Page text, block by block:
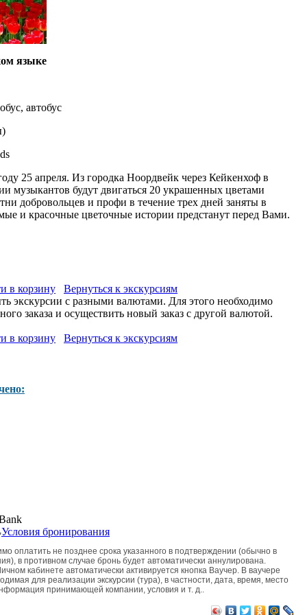
языке
автобус
)
25 апреля. Из городка Ноордвейк через Кейкенхоф в
музыкантов будут двигаться 20 украшенных цветами
добровольцев и профи в течение трех дней заняты в
и красочные цветочные истории предстанут перед Вами.
в корзину
Вернуться к экскурсиям
экскурсии с разными валютами. Для этого необходимо
заказа и осуществить новый заказ с другой валютой.
в корзину
Вернуться к экскурсиям
Условия бронирования
оплатить не позднее срока указанного в подтверждении (обычно в
в противном случае бронь будет автоматически аннулирована.
кабинете автоматически активируется кнопка Ваучер. В ваучере
для реализации экскурсии (тура), в частности, дата, время, место
принимающей компании, условия и т. д..